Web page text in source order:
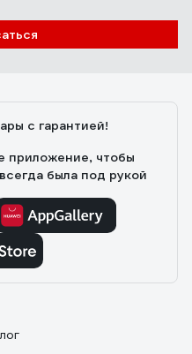
с гарантией!
приложение, чтобы
была под рукой